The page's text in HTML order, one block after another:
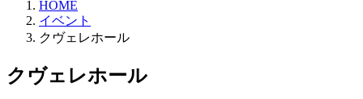
HOME
イベント
クヴェレホール
クヴェレホール